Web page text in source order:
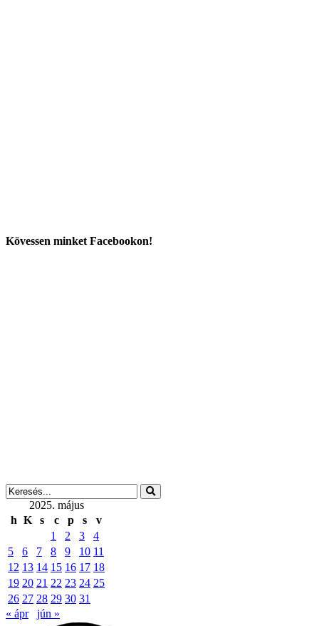
Kövessen minket Facebookon!
2025. május
h K s c p s
v
1
2 3
4
5
6 7 8 9 10 11
12 13 14 15 16 17 18
19 20 21 22 23 24 25
26 27 28 29 30 31
« ápr
jún »